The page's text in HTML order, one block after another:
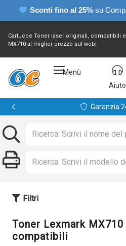
Sconti fino al 25% su
Cartucce Toner laser originali, compatibili
MX710 al miglior prezzo sul web!
Menù
Aiuto
Garanzia
Filtri
Toner Lexmark
compatibili